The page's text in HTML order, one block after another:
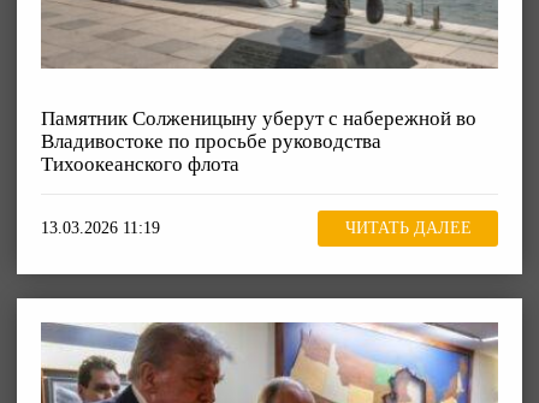
Памятник Солженицыну уберут с набережной во
Владивостоке по просьбе руководства
Тихоокеанского флота
13.03.2026 11:19 ЧИТАТЬ ДАЛЕЕ